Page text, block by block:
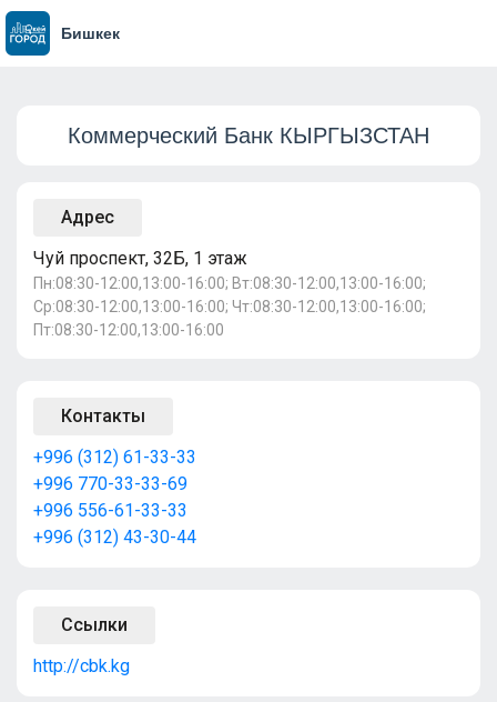
Бишкек
Коммерческий Банк КЫРГЫЗСТАН
Адрес
Чуй проспект, 32Б, 1 этаж
Пн:08:30-12:00,13:00-16:00; Вт:08:30-12:00,13:00-16:00;
Ср:08:30-12:00,13:00-16:00; Чт:08:30-12:00,13:00-16:00;
Пт:08:30-12:00,13:00-16:00
Контакты
+996 (312) 61-33-33
+996 770-33-33-69
+996 556-61-33-33
+996 (312) 43-30-44
Ссылки
http://cbk.kg